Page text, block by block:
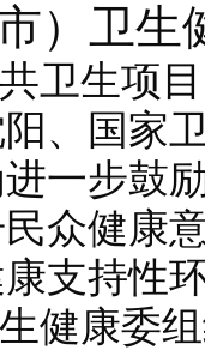
）卫生
卫生项
、国家
一步鼓
众健康
支持性
健康委